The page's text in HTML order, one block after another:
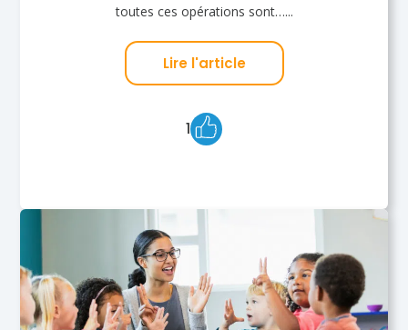
toutes ces opérations sont…...
Lire l'article
1